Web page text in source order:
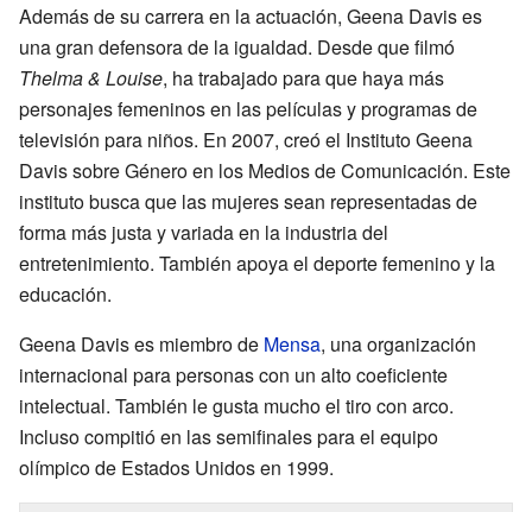
Además de su carrera en la actuación, Geena Davis es
una gran defensora de la igualdad. Desde que filmó
Thelma & Louise, ha trabajado para que haya más
personajes femeninos en las películas y programas de
televisión para niños. En 2007, creó el Instituto Geena
Davis sobre Género en los Medios de Comunicación. Este
instituto busca que las mujeres sean representadas de
forma más justa y variada en la industria del
entretenimiento. También apoya el deporte femenino y la
educación.
Geena Davis es miembro de Mensa, una organización
internacional para personas con un alto coeficiente
intelectual. También le gusta mucho el tiro con arco.
Incluso compitió en las semifinales para el equipo
olímpico de Estados Unidos en 1999.